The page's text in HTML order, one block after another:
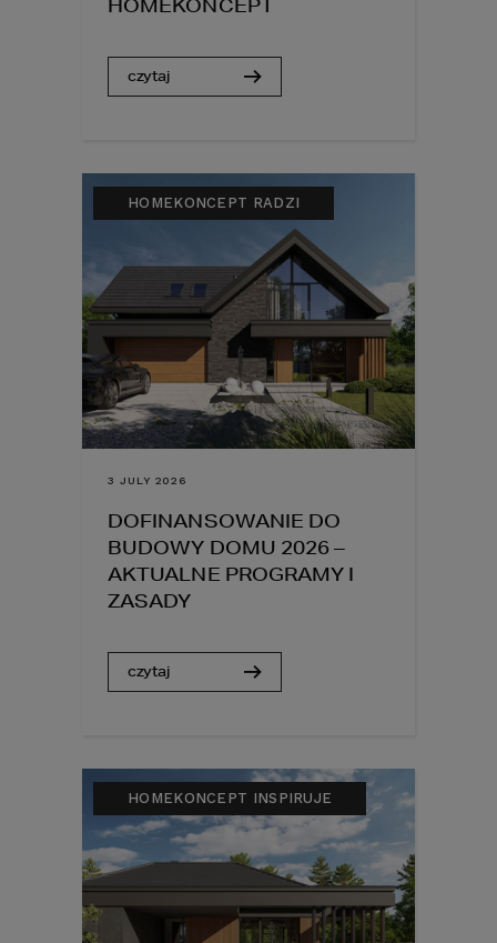
HOMEKONCEPT
czytaj
HOMEKONCEPT RADZI
3 JULY 2026
DOFINANSOWANIE DO
BUDOWY DOMU 2026 –
AKTUALNE PROGRAMY I
ZASADY
czytaj
HOMEKONCEPT INSPIRUJE